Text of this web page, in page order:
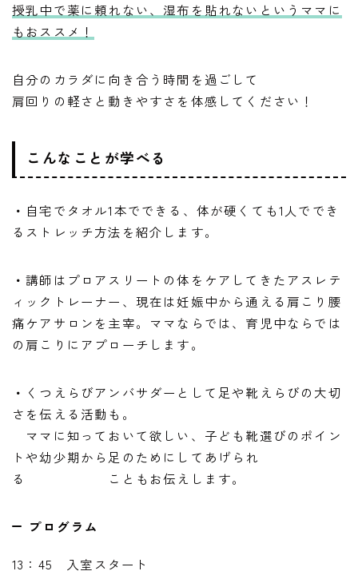
授乳中で薬に頼れない、湿布を貼れないというママに
もおススメ！
自分のカラダに向き合う時間を過ごして
肩回りの軽さと動きやすさを体感してください！
こんなことが学べる
・ 自宅でタオル1本でできる、体が硬くても1人ででき
るストレッチ方法を紹介します。
・講師はプロアスリートの体をケアしてきたアスレテ
ィックトレーナー、現在は妊娠中から通える肩こり腰
痛ケアサロンを主宰。ママならでは、育児中ならでは
の肩こりにアプローチします。
・ くつえらびアンバサダーとして足や靴えらびの大切
さを伝える活動も。
ママに知っておいて欲しい、子ども靴選びのポイン
トや幼少期から足のためにしてあげられ
る こともお伝えします。
プログラム
13：45 入室スタート